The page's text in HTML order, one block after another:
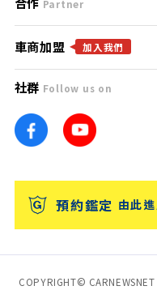
免責聲明
隱私權政策
團隊
車訊網
台灣優良中古車商大獎
聯絡我們
什麼是Goo鑑定？
找好車
找好店
找海外車
消費者評價
保固
Partner
合作夥伴
廣告合作
車商加盟 加入我們
社群 Follow us on
預約鑑定 由此
COPYRIGHT©